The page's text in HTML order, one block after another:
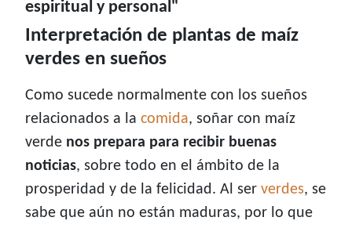
espiritual y personal"
Interpretación de plantas de maíz
verdes en sueños
Como sucede normalmente con los sueños
relacionados a la comida, soñar con maíz
verde nos prepara para recibir buenas
noticias, sobre todo en el ámbito de la
prosperidad y de la felicidad. Al ser verdes, se
sabe que aún no están maduras, por lo que